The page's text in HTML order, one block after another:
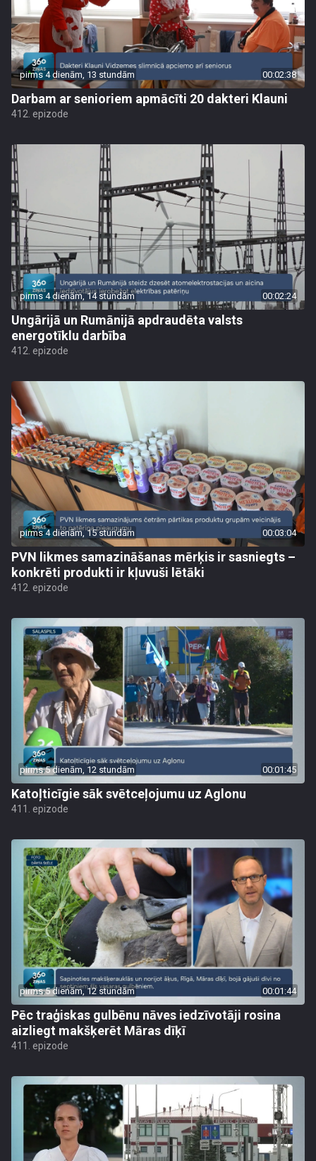
pirms 4 dienām, 13 stundām 00:02:38
Darbam ar senioriem apmācīti 20 dakteri Klauni
412. epizode
pirms 4 dienām, 14 stundām 00:02:24
Ungārijā un Rumānijā apdraudēta valsts
energotīklu darbība
412. epizode
pirms 4 dienām, 15 stundām 00:03:04
PVN likmes samazināšanas mērķis ir sasniegts –
konkrēti produkti ir kļuvuši lētāki
412. epizode
pirms 5 dienām, 12 stundām 00:01:45
Katoļticīgie sāk svētceļojumu uz Aglonu
411. epizode
pirms 5 dienām, 12 stundām 00:01:44
Pēc traģiskas gulbēnu nāves iedzīvotāji rosina
aizliegt makšķerēt Māras dīķī
411. epizode